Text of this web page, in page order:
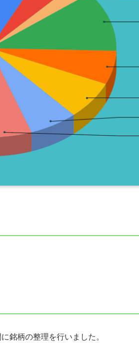
銘柄の整理を行いました。